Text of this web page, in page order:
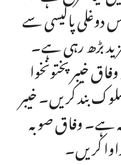
دوغلی پالیسی سے
بڑھ رہی ہے۔
خیبر پختونخوا
بند کریں۔ خیبر
ہے۔ وفاق صوبہ
کریں۔